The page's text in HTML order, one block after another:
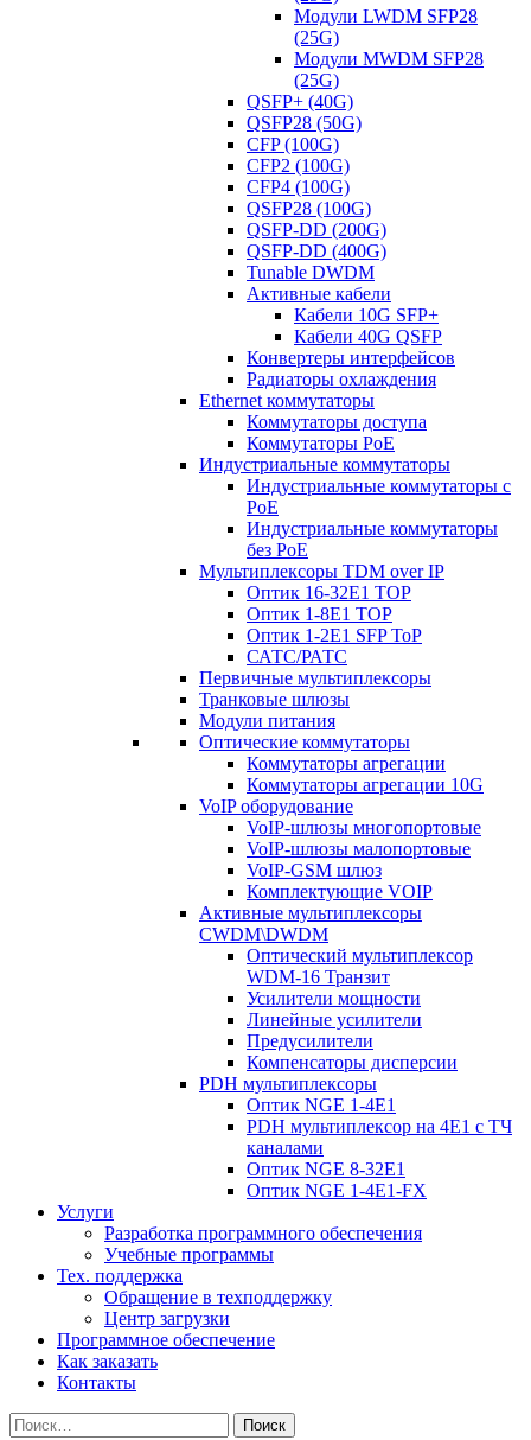
Модули LWDM SFP28
(25G)
Модули MWDM SFP28
(25G)
QSFP+ (40G)
QSFP28 (50G)
CFP (100G)
CFP2 (100G)
CFP4 (100G)
QSFP28 (100G)
QSFP-DD (200G)
QSFP-DD (400G)
Tunable DWDM
Активные кабели
Кабели 10G SFP+
Кабели 40G QSFP
Конвертеры интерфейсов
Радиаторы охлаждения
Ethernet коммутаторы
Коммутаторы доступа
Коммутаторы PoE
Индустриальные коммутаторы
Индустриальные коммутаторы с
PoE
Индустриальные коммутаторы
без PoE
Мультиплексоры TDM over IP
Оптик 16-32E1 TOP
Оптик 1-8E1 TOP
Оптик 1-2E1 SFP ToP
САТС/РАТС
Первичные мультиплексоры
Транковые шлюзы
Модули питания
Оптические коммутаторы
Коммутаторы агрегации
Коммутаторы агрегации 10G
VoIP оборудование
VoIP-шлюзы многопортовые
VoIP-шлюзы малопортовые
VoIP-GSM шлюз
Комплектующие VOIP
Активные мультиплексоры
CWDM\DWDM
Оптический мультиплексор
WDM-16 Транзит
Усилители мощности
Линейные усилители
Предусилители
Компенсаторы дисперсии
PDH мультиплексоры
Оптик NGE 1-4E1
PDH мультиплексор на 4Е1 с ТЧ
каналами
Оптик NGE 8-32E1
Оптик NGE 1-4E1-FX
Услуги
Разработка программного обеспечения
Учебные программы
Тех. поддержка
Обращение в техподдержку
Центр загрузки
Программное обеспечение
Как заказать
Контакты
Поиск